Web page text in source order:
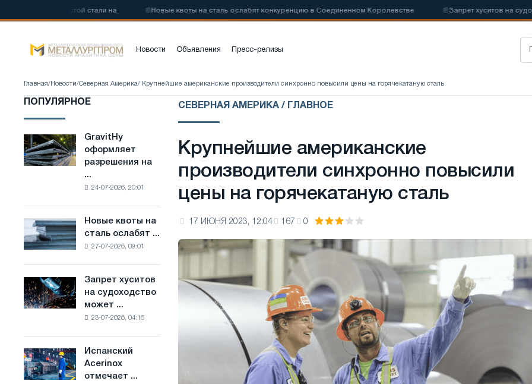
стали на Новые квоты на сталь ослабят конкуренцию в Соединенном Королевстве Запрет хуситов на
Новости Объявления Пресс-релизы
Главная/ Новости/Северная Америка/ Крупнейшие американские производители синхронно повысили цены на горячекатаную сталь
ПОПУЛЯРНОЕ
GravitHy
оформляет
разрешения
строительство
производству
низкоуглеродистой
на
основе
водорода
во
GravitHy
оформляет
разрешения на
...
24-07-2026, 20:01
Новые
квоты
на
конкуренцию
в
Новые квоты на
сталь ослабят ...
27-07-2026, 09:01
Запрет
хуситов
на
импорт
Саудовской
Запрет хуситов
на судоходство
может ...
23-07-2026, 04:16
Испанский
Acerinox
отмечает
Испанский
Acerinox
отмечает ...
СЕВЕРНАЯ АМЕРИКА / ГЛАВНОЕ
Крупнейшие американские
производители синхронно повысили
цены на горячекатаную сталь
17 ИЮНЯ 2023, 12:04 167 0